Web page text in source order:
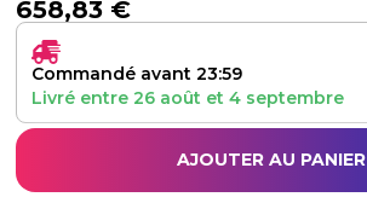
658,83 €
Commandé avant 23:59
Livré entre 26 août et 4 septembre
AJOUTER AU PANIER